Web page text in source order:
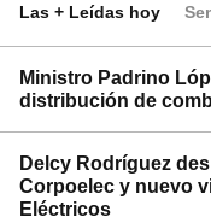
Las + Leídas hoy
Ministro Padrino
distribución de
Delcy Rodríguez
Corpoelec y nuevo
Eléctricos